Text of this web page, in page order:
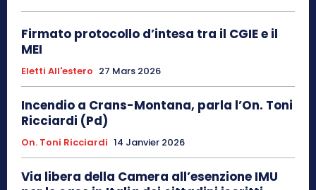
Firmato protocollo d’intesa tra il CGIE e il
MEI
Eletti All'estero 27 Mars 2026
Incendio a Crans-Montana, parla l’On. Toni
Ricciardi (Pd)
On. Toni Ricciardi 14 Janvier 2026
Via libera della Camera all’esenzione IMU